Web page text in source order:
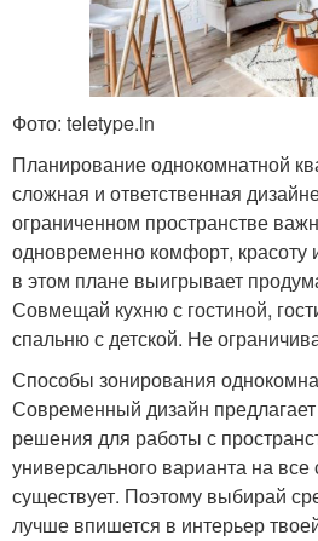
Фото: teletype.in
Планирование однокомнатной
сложная и ответственная
ограниченном пространстве
одновременно комфорт, красоту
в этом плане выигрывает
Совмещай кухню с гостиной,
спальню с детской. Не
Способы зонирования
Современный дизайн
решения для работы с
универсального варианта на
существует. Поэтому выбирай
лучше впишется в интерьер